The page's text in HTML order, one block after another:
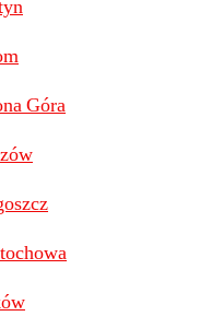
Góra